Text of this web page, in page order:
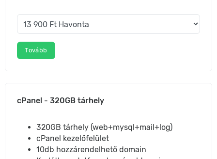
Tovább
cPanel - 320GB tárhely
320GB tárhely (web+mysql+mail+log)
cPanel kezelőfelület
10db hozzárendelhető domain